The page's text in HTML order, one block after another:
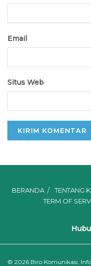
Email
Situs Web
BERANDA TENTANG
TERM OF
© 2026 Biro Komunikasi,